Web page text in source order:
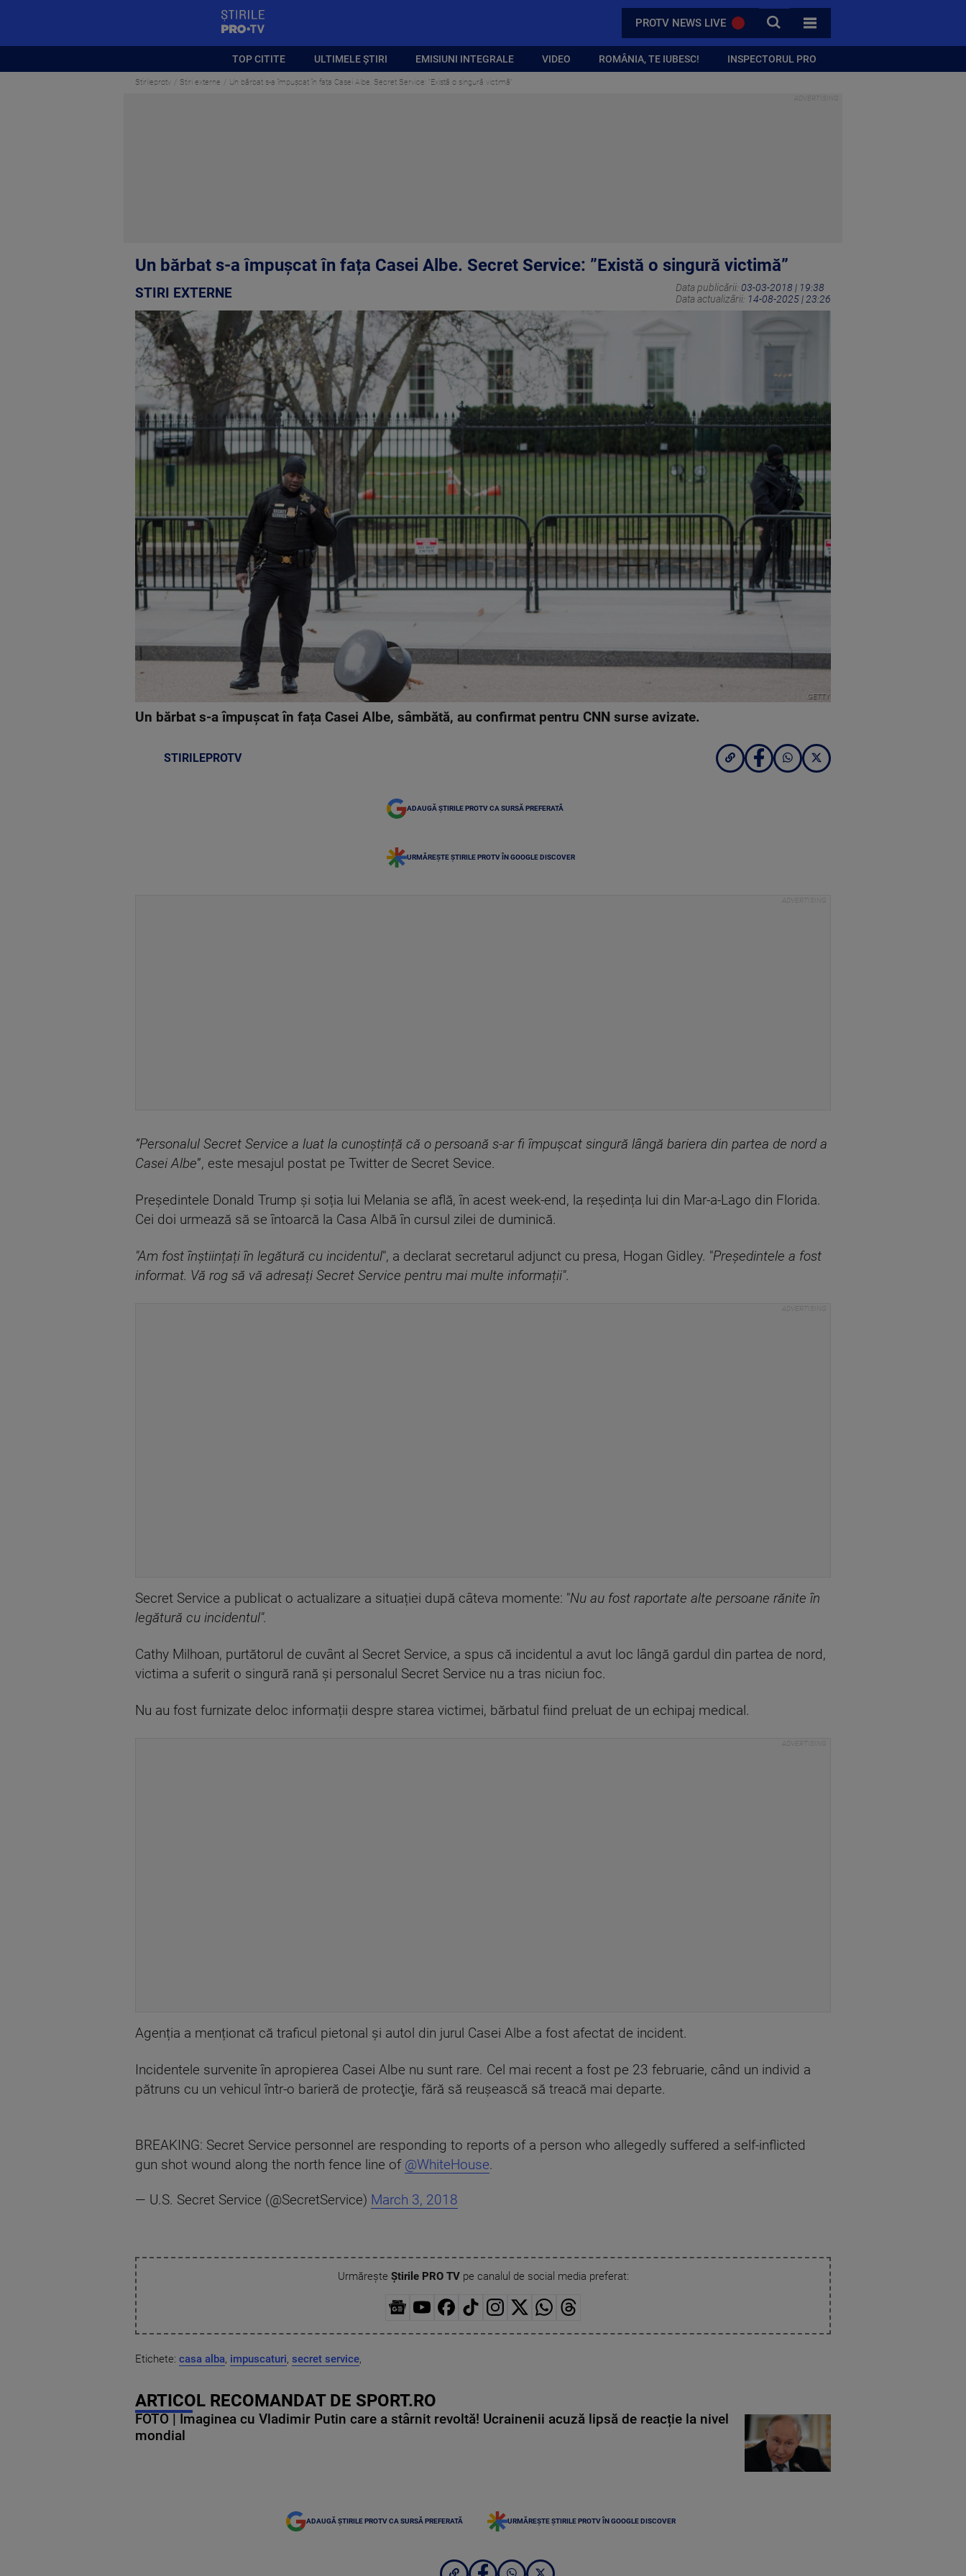
PROTV NEWS LIVE CAUTA
TOATE CATEGORIILE
TOP CITITE ULTIMELE ȘTIRI EMISIUNI INTEGRALE VIDEO ROMÂNIA, TE IUBESC! INSPECTORUL PRO
Stirileprotv Stiri externe Un bărbat s-a împușcat în fața Casei Albe. Secret Service: ”Există o singură victimă”
Un bărbat s-a împușcat în fața Casei Albe. Secret Service: ”Există o singură victimă”
STIRI EXTERNE Data publicării: 03-03-2018 | 19:38
Data actualizării: 14-08-2025 | 23:26
GETTY
Un bărbat s-a împușcat în fața Casei Albe, sâmbătă, au confirmat pentru CNN surse avizate.
STIRILEPROTV
ADAUGĂ ȘTIRILE PROTV CA SURSĂ PREFERATĂ
URMĂREȘTE ȘTIRILE PROTV ÎN GOOGLE DISCOVER
”Personalul Secret Service a luat la cunoștință că o persoană s-ar fi împușcat singură lângă bariera din partea de nord a
Casei Albe”, este mesajul postat pe Twitter de Secret Sevice.
Președintele Donald Trump și soția lui Melania se află, în acest week-end, la reședința lui din Mar-a-Lago din Florida.
Cei doi urmează să se întoarcă la Casa Albă în cursul zilei de duminică.
"Am fost înștiințați în legătură cu incidentul", a declarat secretarul adjunct cu presa, Hogan Gidley. "Președintele a fost
informat. Vă rog să vă adresați Secret Service pentru mai multe informații".
Secret Service a publicat o actualizare a situației după câteva momente: "Nu au fost raportate alte persoane rănite în
legătură cu incidentul".
Cathy Milhoan, purtătorul de cuvânt al Secret Service, a spus că incidentul a avut loc lângă gardul din partea de nord,
victima a suferit o singură rană și personalul Secret Service nu a tras niciun foc.
Nu au fost furnizate deloc informații despre starea victimei, bărbatul fiind preluat de un echipaj medical.
Agenția a menționat că traficul pietonal și autol din jurul Casei Albe a fost afectat de incident.
Incidentele survenite în apropierea Casei Albe nu sunt rare. Cel mai recent a fost pe 23 februarie, când un individ a
pătruns cu un vehicul într-o barieră de protecţie, fără să reuşească să treacă mai departe.
BREAKING: Secret Service personnel are responding to reports of a person who allegedly suffered a self-inflicted
gun shot wound along the north fence line of @WhiteHouse.
— U.S. Secret Service (@SecretService) March 3, 2018
Urmărește Știrile PRO TVpe canalul de social media preferat:
Etichete: casa alba, impuscaturi, secret service,
ARTICOL RECOMANDAT DE SPORT.RO
FOTO | Imaginea cu Vladimir Putin care a stârnit revoltă! Ucrainenii acuză lipsă de reacție la nivel
mondial
ADAUGĂ ȘTIRILE PROTV CA SURSĂ PREFERATĂ URMĂREȘTE ȘTIRILE PROTV ÎN GOOGLE DISCOVER